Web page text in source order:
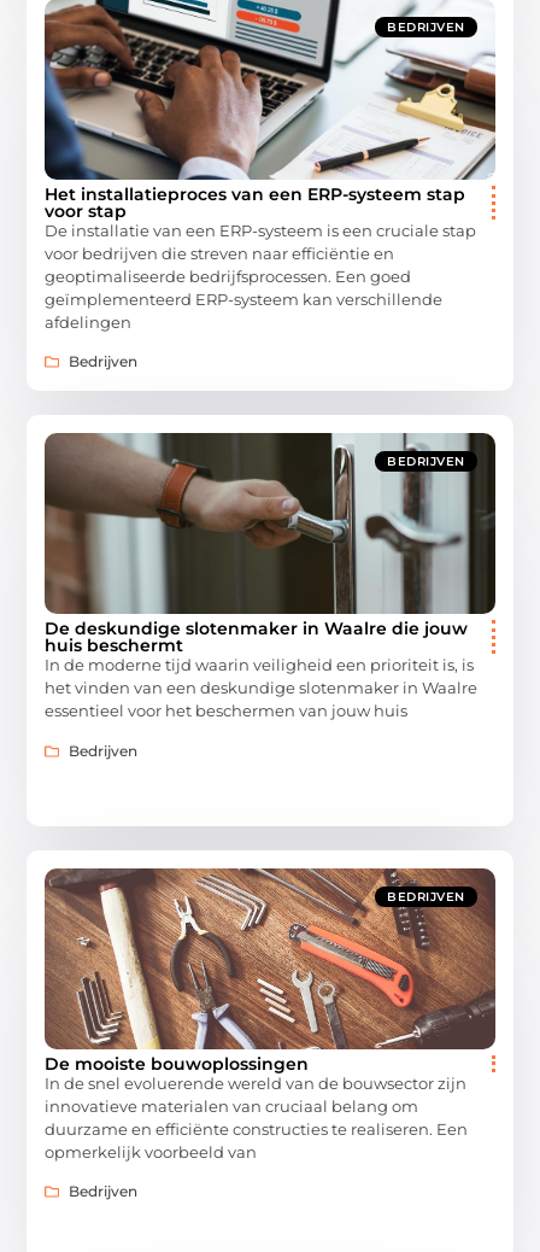
BEDRIJVEN
Het installatieproces van een ERP-systeem stap
voor stap
De installatie van een ERP-systeem is een cruciale stap
voor bedrijven die streven naar efficiëntie en
geoptimaliseerde bedrijfsprocessen. Een goed
geïmplementeerd ERP-systeem kan verschillende
afdelingen
Bedrijven
BEDRIJVEN
De deskundige slotenmaker in Waalre die jouw
huis beschermt
In de moderne tijd waarin veiligheid een prioriteit is, is
het vinden van een deskundige slotenmaker in Waalre
essentieel voor het beschermen van jouw huis
Bedrijven
BEDRIJVEN
De mooiste bouwoplossingen
In de snel evoluerende wereld van de bouwsector zijn
innovatieve materialen van cruciaal belang om
duurzame en efficiënte constructies te realiseren. Een
opmerkelijk voorbeeld van
Bedrijven